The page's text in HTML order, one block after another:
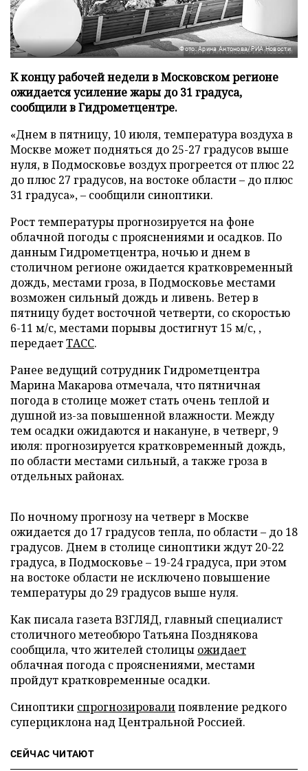
Фото: Арина Антонова/РИА Новости
К концу рабочей недели в Московском регионе
ожидается усиление жары до 31 градуса,
сообщили в Гидрометцентре.
«Днем в пятницу, 10 июля, температура воздуха в
Москве может подняться до 25-27 градусов выше
нуля, в Подмосковье воздух прогреется от плюс 22
до плюс 27 градусов, на востоке области – до плюс
31 градуса», – сообщили синоптики.
Рост температуры прогнозируется на фоне
облачной погоды с прояснениями и осадков. По
данным Гидрометцентра, ночью и днем в
столичном регионе ожидается кратковременный
дождь, местами гроза, в Подмосковье местами
возможен сильный дождь и ливень. Ветер в
пятницу будет восточной четверти, со скоростью
6-11 м/с, местами порывы достигнут 15 м/с, ,
передаетТАСС.
Ранее ведущий сотрудник Гидрометцентра
Марина Макарова отмечала, что пятничная
погода в столице может стать очень теплой и
душной из-за повышенной влажности. Между
тем осадки ожидаются и накануне, в четверг, 9
июля: прогнозируется кратковременный дождь,
по области местами сильный, а также гроза в
отдельных районах.
По ночному прогнозу на четверг в Москве
ожидается до 17 градусов тепла, по области – до 18
градусов. Днем в столице синоптики ждут 20-22
градуса, в Подмосковье – 19-24 градуса, при этом
на востоке области не исключено повышение
температуры до 29 градусов выше нуля.
Как писала газета ВЗГЛЯД, главный специалист
столичного метеобюро Татьяна Позднякова
сообщила, что жителей столицы ожидает
облачная погода с прояснениями, местами
пройдут кратковременные осадки.
Синоптики спрогнозировалипоявление редкого
суперциклона над Центральной Россией.
СЕЙЧАС ЧИТАЮТ